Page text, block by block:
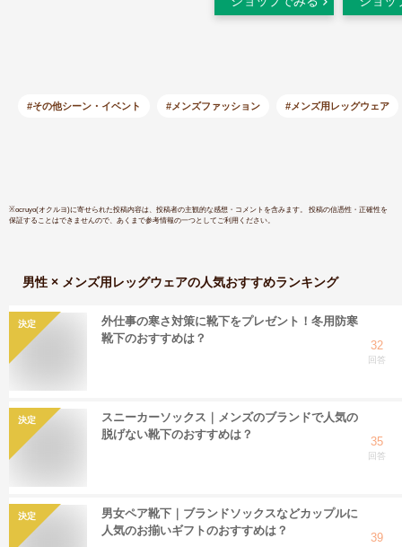
ンナー ヒートテック
ルソックス 靴下 ボ
ク メン
#その他シーン・イベント #メンズファッション #メンズ用レッグウェア
※ocruyo(オクルヨ)に寄せられた投稿内容は、投稿者の主観的な感想・コメントを含みます。 投稿の信憑性・正確性を
保証することはできませんので、あくまで参考情報の一つとしてご利用ください。
男性 × メンズ用レッグウェアの人気おすすめランキング
決定
外仕事の寒さ対策に靴下をプレゼント！冬用防寒
靴下のおすすめは？
32
回答
決定
スニーカーソックス｜メンズのブランドで人気の
脱げない靴下のおすすめは？
35
回答
決定
男女ペア靴下｜ブランドソックスなどカップルに
人気のお揃いギフトのおすすめは？
39